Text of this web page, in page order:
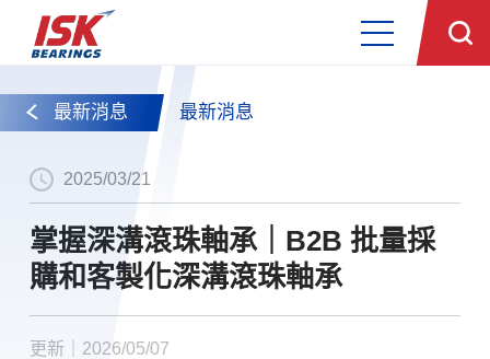
最新消息 最新消息
2025/03/21
掌握深溝滾珠軸承｜B2B 批量採
購和客製化深溝滾珠軸承
更新｜2026/05/07